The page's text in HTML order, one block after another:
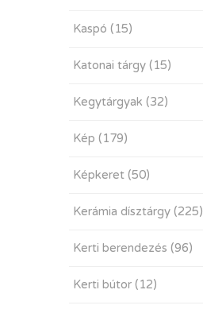
Kaspó (15)
Katonai tárgy (15)
Kegytárgyak (32)
Kép (179)
Képkeret (50)
Kerámia dísztárgy (225)
Kerti berendezés (96)
Kerti bútor (12)